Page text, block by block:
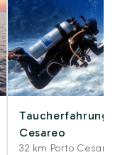
Taucherfahrung
Cesareo
32 km Porto